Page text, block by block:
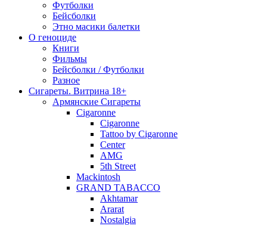
Футболки
Бейсболки
Этно масики балетки
О геноциде
Книги
Фильмы
Бейсболки / Футболки
Разное
Сигареты. Витрина 18+
Армянские Сигареты
Cigaronne
Cigaronne
Tattoo by Cigaronne
Center
AMG
5th Street
Mackintosh
GRAND TABACCO
Akhtamar
Ararat
Nostalgia